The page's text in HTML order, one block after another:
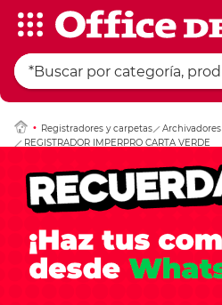
Registradores y carpetas
Archivadores
REGISTRADOR IMPERPRO CARTA VERDE